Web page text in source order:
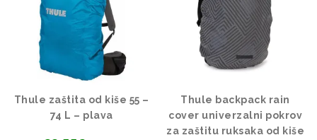
Thule zaštita od kiše 55 –
74 L – plava
Thule backpack rain
cover univerzalni pokrov
za zaštitu ruksaka od kiše